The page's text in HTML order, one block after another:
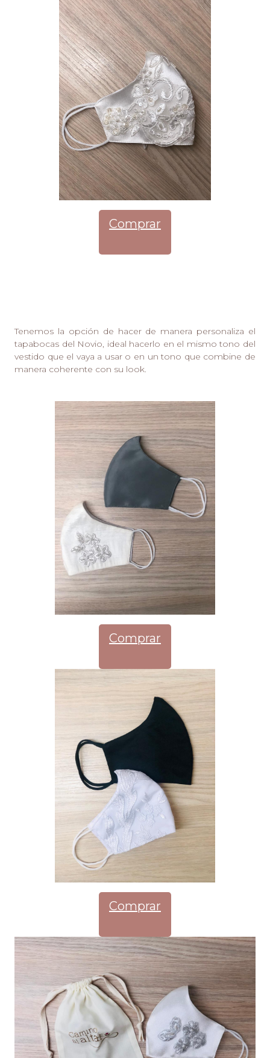
Comprar
Tenemos la opción de hacer de manera personaliza el
tapabocas del Novio, ideal hacerlo en el mismo tono del
vestido que el vaya a usar o en un tono que combine de
manera coherente con su look.
Comprar
Comprar